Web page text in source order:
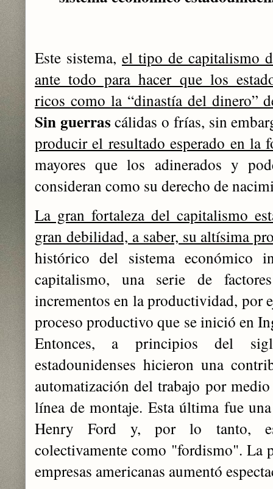
Este sistema, el tipo de capitalismo
ante todo para hacer que los
ricos como la “dinastía del dinero”
Sin guerras cálidas o frías, sin
producir el resultado esperado en la
mayores que los adinerados y
consideran como su derecho de
La gran fortaleza del capitalismo
gran debilidad, a saber, su altísima
histórico del sistema económico
capitalismo, una serie de
incrementos en la productividad, por
proceso productivo que se inició en
Entonces, a principios del
estadounidenses hicieron una
automatización del trabajo por
línea de montaje. Esta última fue
Henry Ford y, por lo tanto,
colectivamente como "fordismo". La
empresas americanas aumentó